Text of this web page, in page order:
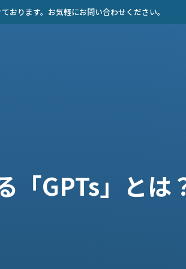
おります。お気軽にお問い合わせください。
GPTs」とは